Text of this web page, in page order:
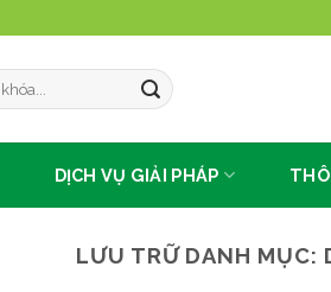
DỊCH VỤ GIẢI PHÁP
LƯU TRỮ DANH MỤC: